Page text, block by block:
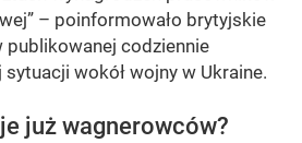
– poinformowało brytyjskie
codziennie
wokół wojny w Ukraine.
już wagnerowców?